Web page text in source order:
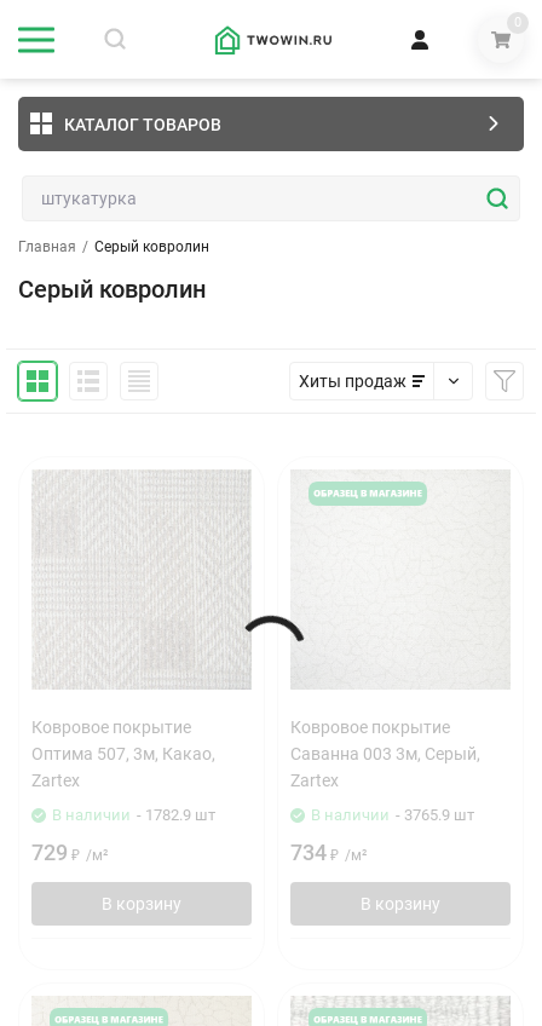
0
КАТАЛОГ ТОВАРОВ
Главная / Серый ковролин
Серый ковролин
Хиты продаж
Ковровое покрытие
Оптима 507, 3м, Какао,
Zartex
В наличии - 1782.9 шт
729 ₽ /м²
В корзину
Ковровое покрытие
Саванна 003 3м, Серый,
Zartex
В наличии - 3765.9 шт
734 ₽ /м²
В корзину